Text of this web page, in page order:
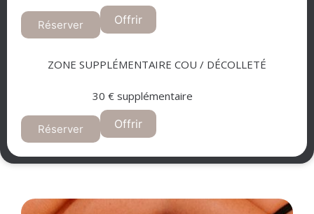
Réserver Offrir
ZONE SUPPLÉMENTAIRE COU / DÉCOLLETÉ
30 € supplémentaire
Réserver Offrir